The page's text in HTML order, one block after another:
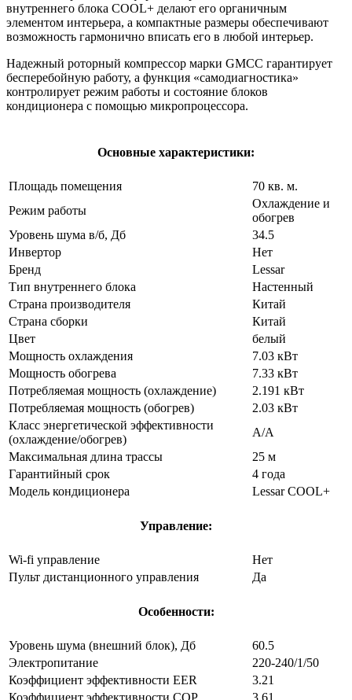
внутреннего блока COOL+ делают его органичным
элементом интерьера, а компактные размеры обеспечивают
возможность гармонично вписать его в любой интерьер.
Надежный роторный компрессор марки GMCC гарантирует
бесперебойную работу, а функция «самодиагностика»
контролирует режим работы и состояние блоков
кондиционера с помощью микропроцессора.
Основные характеристики:
Площадь помещения
70 кв. м.
Режим работы
Охлаждение и
обогрев
Уровень шума в/б, Дб
34.5
Инвертор
Нет
Бренд
Lessar
Тип внутреннего блока
Настенный
Страна производителя
Китай
Страна сборки
Китай
Цвет
белый
Мощность охлаждения
7.03 кВт
Мощность обогрева
7.33 кВт
Потребляемая мощность (охлаждение)
2.191 кВт
Потребляемая мощность (обогрев)
2.03 кВт
Класс энергетической эффективности
(охлаждение/обогрев)
A/A
Максимальная длина трассы
25 м
Гарантийный срок
4 года
Модель кондиционера
Lessar COOL+
Управление:
Wi-fi управление
Нет
Пульт дистанционного управления
Да
Особенности:
Уровень шума (внешний блок), Дб
60.5
Электропитание
220-240/1/50
Коэффициент эффективности EER
3.21